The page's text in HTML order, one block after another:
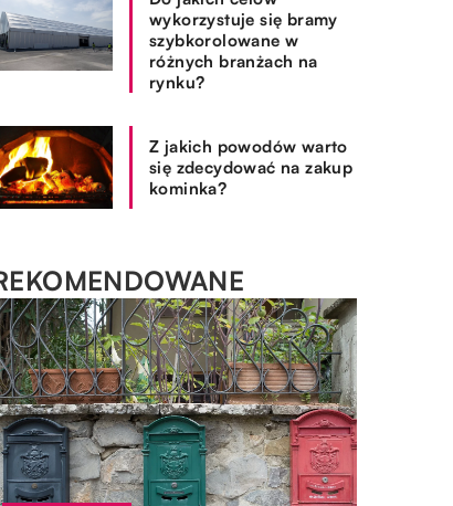
wykorzystuje się bramy
szybkorolowane w
różnych branżach na
rynku?
Z jakich powodów warto
się zdecydować na zakup
kominka?
SPOSÓB ŻYCIA I STYL
WYPOCZYNEK I HOBBY